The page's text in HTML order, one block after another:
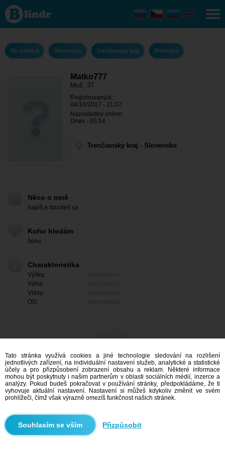
Matko777 -
On hledá ji
Trenčiansky
kraj -
On hledá ji Slovensko Trenčiansky kraj Prievidza
Matko777
Muž, 37
Registrovaný/á:
04/10/2017 - 21:07
Naposledny online:
Dnes - 05:54
Trenčiansky kraj - Slovensko
Něco o mně
napíš a dozvieš sa
Koho hledám
ženu
Charakteristika
Výška:
Váha:
Vlasy:
Oči:
Mám zájem
Vyhledávání
Tato stránka využívá cookies a jiné technologie sledování na rozlišení
jednotlivých zařízení, na individuální nastavení služeb, analytické a statistické
účely a pro přizpůsobení zobrazení obsahu a reklam. Některé informace
mohou být poskytnuty i našim partnerům v oblasti sociálních médií, inzerce a
analýzy. Pokud budeš pokračovat v používání stránky, předpokládáme, že ti
vyhovuje aktuální nastavení. Nastavení si můžeš kdykoliv změnit ve svém
prohlížeči, čímž však výrazně omezíš funkčnost našich stránek.
Přizpůsobit